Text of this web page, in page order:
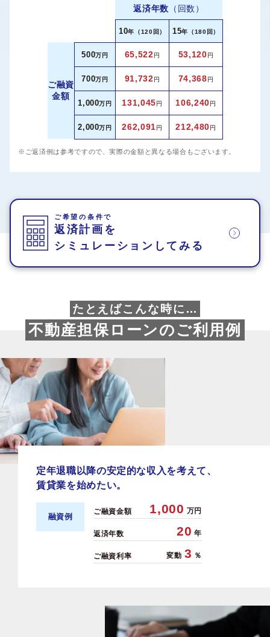
返済年数 （回数）
10年（120回） 15年（180回）
ご融資
金額
500万円 65,522円 53,120円
700万円 91,732円 74,368円
1,000万円 131,045円 106,240円
2,000万円 262,091円 212,480円
※ご返済例は参考ですので、実際の金額と異なる場合もございます。
ご希望の条件で
返済計画を
シミュレーションしてみる
たとえばこんな時に…
不動産担保ローンのご利用例
定年退職以降の安定的な収入を考えて、
賃貸業を始めたい。
融資例
ご融資金額 1,000 万円
返済年数 20 年
ご融資利率 変動 3 ％